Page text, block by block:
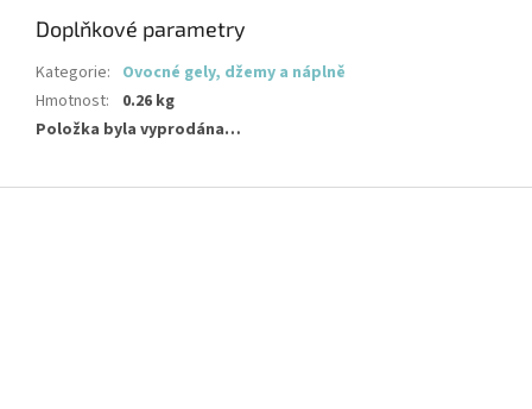
Doplňkové parametry
Kategorie: Ovocné gely, džemy a náplně
Hmotnost:
0.26 kg
Položka byla vyprodána…